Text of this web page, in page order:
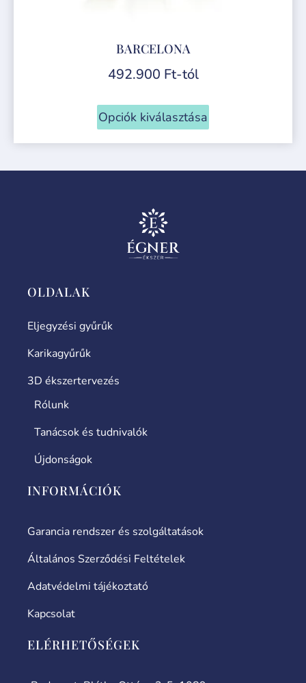
BARCELONA
492.900 Ft-tól
Opciók kiválasztása
OLDALAK
Eljegyzési gyűrűk
Karikagyűrűk
3D ékszertervezés
Rólunk
Tanácsok és tudnivalók
Újdonságok
INFORMÁCIÓK
Garancia rendszer és szolgáltatások
Általános Szerződési Feltételek
Adatvédelmi tájékoztató
Kapcsolat
ELÉRHETŐSÉGEK